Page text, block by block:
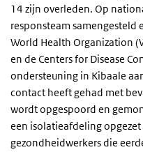
14 zijn overleden. Op
responsteam samengesteld
World Health Organization
en de Centers for Disease
ondersteuning in Kibaale
contact heeft gehad met
wordt opgespoord en
een isolatieafdeling
gezondheidwerkers die